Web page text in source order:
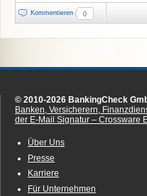
Kommentieren 0
© 2010-2026 BankingCheck
Banken, Versicherern,
der E-Mail Signatur – Crossware
Über Uns
Presse
Karriere
Für Unternehmen